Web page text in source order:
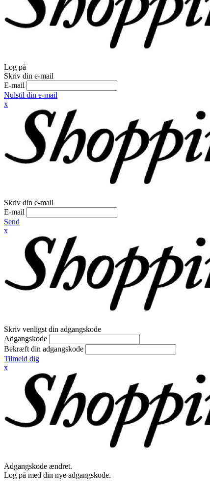
Log på
Skriv din e-mail
E-mail
Nulstil din e-mail
x
Skriv din e-mail
E-mail
Send
x
Skriv venligst din adgangskode
Adgangskode
Bekræft din adgangskode
Tilmeld dig
x
Adgangskode ændret.
Log på med din nye adgangskode.